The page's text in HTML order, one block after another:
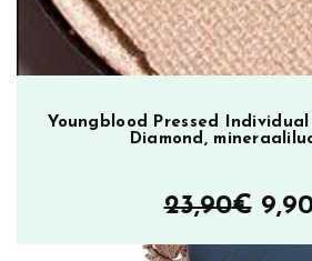
Youngblood Pressed Individual
Diamond,
23,90€